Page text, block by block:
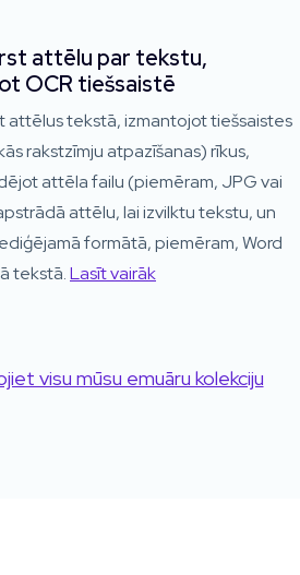
attēlu par tekstu,
OCR tiešsaistē
attēlus tekstā, izmantojot tiešsaistes
rakstzīmju atpazīšanas) rīkus,
attēla failu (piemēram, JPG vai
attēlu, lai izvilktu tekstu, un
formātā, piemēram, Word
tekstā.Lasīt vairāk
visu mūsu emuāru kolekciju